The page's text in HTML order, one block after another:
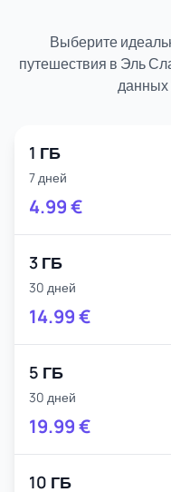
Выберите
путешествия в Эль
данных
1 ГБ
7 дней
4.99€
3 ГБ
30 дней
14.99€
5 ГБ
30 дней
19.99€
10 ГБ